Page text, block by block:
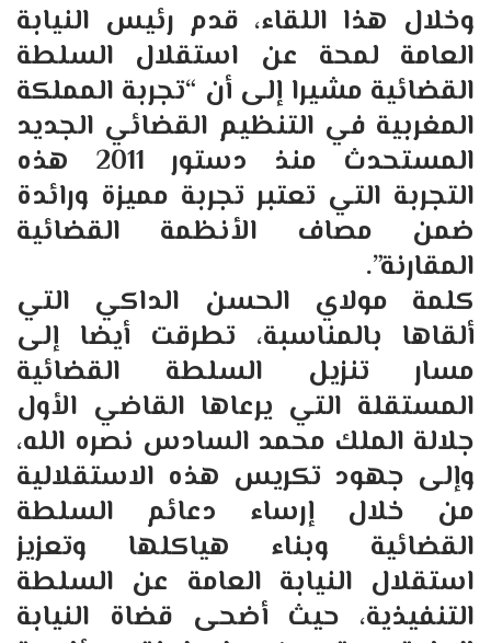
وخلال هذا اللقاء، قدم رئيس النيابة
العامة لمحة عن استقلال السلطة
القضائية مشيرا إلى أن “تجربة المملكة
المغربية في التنظيم القضائي الجديد
المستحدث منذ دستور 2011 هذه
التجربة التي تعتبر تجربة مميزة ورائدة
ضمن مصاف الأنظمة القضائية
المقارنة”.
كلمة مولاي الحسن الداكي التي
ألقاها بالمناسبة، تطرقت أيضا إلى
مسار تنزيل السلطة القضائية
المستقلة التي يرعاها القاضي الأول
جلالة الملك محمد السادس نصره الله،
وإلى جهود تكريس هذه الاستقلالية
من خلال إرساء دعائم السلطة
القضائية وبناء هياكلها وتعزيز
استقلال النيابة العامة عن السلطة
التنفيذية، حيث أضحى قضاة النيابة